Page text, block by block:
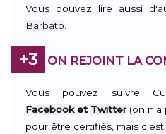
Vous pouvez lire aussi
Barbato.
+3 ON REJOINT LA
Vous pouvez suivre
Facebooket Twitter(on n'a
pour être certifiés, mais c'est